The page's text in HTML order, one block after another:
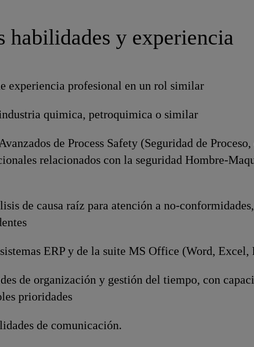
habilidades y experiencia
experiencia profesional en un rol similar
quimica, petroquimica o similar
de Process Safety (Seguridad de
relacionados con la seguridad Hombre-
de causa raíz para atención a no-
ERP y de la suite MS Office (Word, Excel,
de organización y gestión del tiempo, con
prioridades
de comunicación.